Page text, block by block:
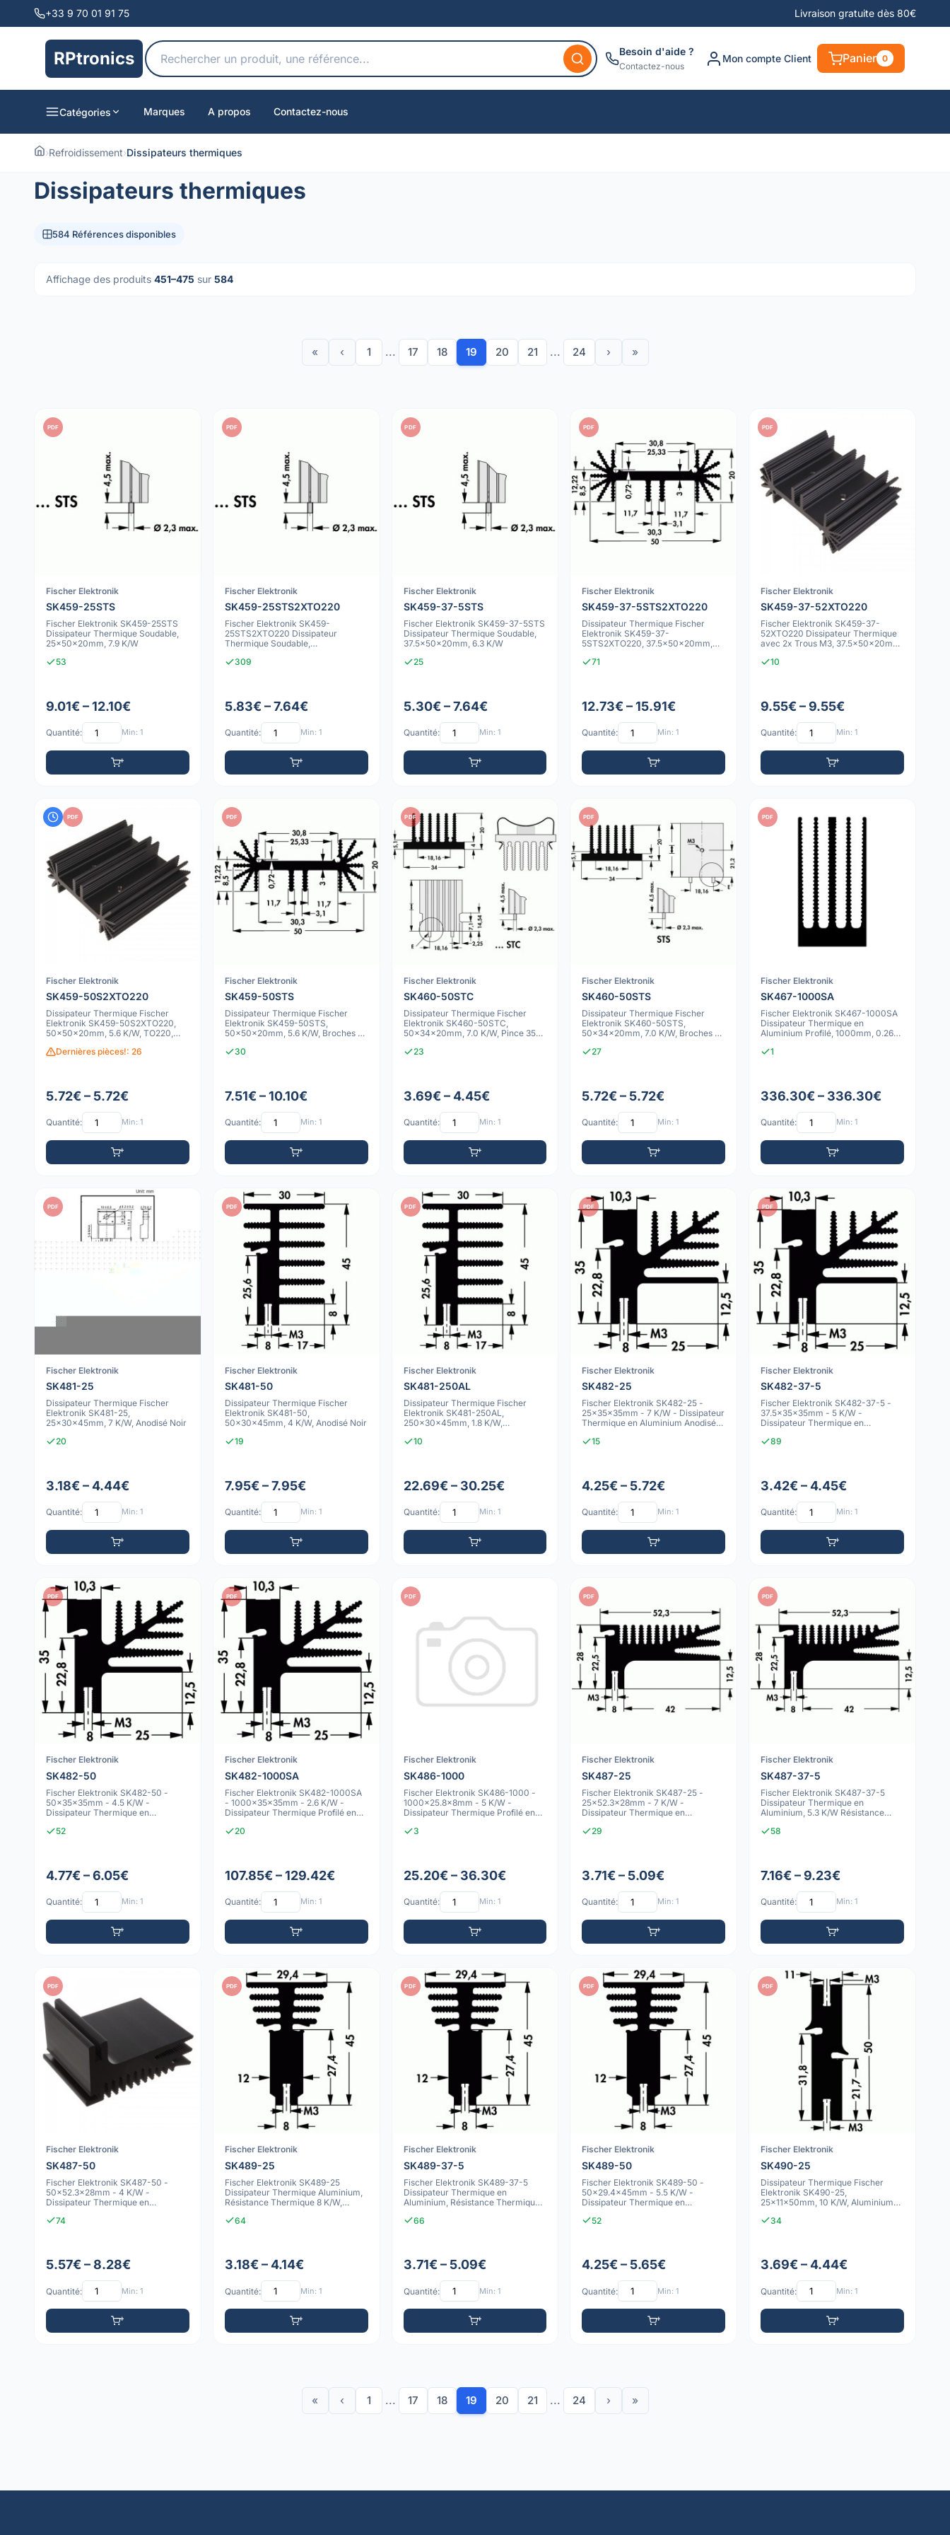
+33 9 70 01 91 75 Livraison gratuite dès 80€
RPtronics Besoin d'aide ?
Contactez-nous
Mon compte Client Panier 0
Catégories Marques A propos Contactez-nous
›Refroidissement›Dissipateurs thermiques
Dissipateurs thermiques
584 Références disponibles
Affichage des produits 451–475 sur 584
« ‹ 1 ... 17 18 19 20 21 ... 24 › »
PDF
Fischer Elektronik
SK459-25STS
Fischer Elektronik SK459-25STS
Dissipateur Thermique Soudable,
25x50x20mm, 7.9 K/W
53
9.01€ – 12.10€
Quantité: Min: 1
PDF
Fischer Elektronik
SK459-25STS2XTO220
Fischer Elektronik SK459-
25STS2XTO220 Dissipateur
Thermique Soudable,
309
5.83€ – 7.64€
Quantité: Min: 1
PDF
Fischer Elektronik
SK459-37-5STS
Fischer Elektronik SK459-37-5STS
Dissipateur Thermique Soudable,
37.5x50x20mm, 6.3 K/W
25
5.30€ – 7.64€
Quantité: Min: 1
PDF
Fischer Elektronik
SK459-37-5STS2XTO220
Dissipateur Thermique Fischer
Elektronik SK459-37-
5STS2XTO220, 37.5x50x20mm,
71
12.73€ – 15.91€
Quantité: Min: 1
PDF
Fischer Elektronik
SK459-37-52XTO220
Fischer Elektronik SK459-37-
52XTO220 Dissipateur Thermique
avec 2x Trous M3, 37.5x50x20mm,
10
9.55€ – 9.55€
Quantité: Min: 1
PDF
Fischer Elektronik
SK459-50S2XTO220
Dissipateur Thermique Fischer
Elektronik SK459-50S2XTO220,
50x50x20mm, 5.6 K/W, TO220,
Dernières pièces!: 26
5.72€ – 5.72€
Quantité: Min: 1
PDF
Fischer Elektronik
SK459-50STS
Dissipateur Thermique Fischer
Elektronik SK459-50STS,
50x50x20mm, 5.6 K/W, Broches à
30
7.51€ – 10.10€
Quantité: Min: 1
PDF
Fischer Elektronik
SK460-50STC
Dissipateur Thermique Fischer
Elektronik SK460-50STC,
50x34x20mm, 7.0 K/W, Pince 35-
23
3.69€ – 4.45€
Quantité: Min: 1
PDF
Fischer Elektronik
SK460-50STS
Dissipateur Thermique Fischer
Elektronik SK460-50STS,
50x34x20mm, 7.0 K/W, Broches à
27
5.72€ – 5.72€
Quantité: Min: 1
PDF
Fischer Elektronik
SK467-1000SA
Fischer Elektronik SK467-1000SA
Dissipateur Thermique en
Aluminium Profilé, 1000mm, 0.26
1
336.30€ – 336.30€
Quantité: Min: 1
PDF
Fischer Elektronik
SK481-25
Dissipateur Thermique Fischer
Elektronik SK481-25,
25x30x45mm, 7 K/W, Anodisé Noir
20
3.18€ – 4.44€
Quantité: Min: 1
PDF
Fischer Elektronik
SK481-50
Dissipateur Thermique Fischer
Elektronik SK481-50,
50x30x45mm, 4 K/W, Anodisé Noir
19
7.95€ – 7.95€
Quantité: Min: 1
PDF
Fischer Elektronik
SK481-250AL
Dissipateur Thermique Fischer
Elektronik SK481-250AL,
250x30x45mm, 1.8 K/W,
10
22.69€ – 30.25€
Quantité: Min: 1
PDF
Fischer Elektronik
SK482-25
Fischer Elektronik SK482-25 -
25x35x35mm - 7 K/W - Dissipateur
Thermique en Aluminium Anodisé
15
4.25€ – 5.72€
Quantité: Min: 1
PDF
Fischer Elektronik
SK482-37-5
Fischer Elektronik SK482-37-5 -
37.5x35x35mm - 5 K/W -
Dissipateur Thermique en
89
3.42€ – 4.45€
Quantité: Min: 1
PDF
Fischer Elektronik
SK482-50
Fischer Elektronik SK482-50 -
50x35x35mm - 4.5 K/W -
Dissipateur Thermique en
52
4.77€ – 6.05€
Quantité: Min: 1
PDF
Fischer Elektronik
SK482-1000SA
Fischer Elektronik SK482-1000SA
- 1000x35x35mm - 2.6 K/W -
Dissipateur Thermique Profilé en
20
107.85€ – 129.42€
Quantité: Min: 1
PDF
Fischer Elektronik
SK486-1000
Fischer Elektronik SK486-1000 -
1000x25.8x8mm - 5 K/W -
Dissipateur Thermique Profilé en
3
25.20€ – 36.30€
Quantité: Min: 1
PDF
Fischer Elektronik
SK487-25
Fischer Elektronik SK487-25 -
25x52.3x28mm - 7 K/W -
Dissipateur Thermique en
29
3.71€ – 5.09€
Quantité: Min: 1
PDF
Fischer Elektronik
SK487-37-5
Fischer Elektronik SK487-37-5
Dissipateur Thermique en
Aluminium, 5.3 K/W Résistance
58
7.16€ – 9.23€
Quantité: Min: 1
PDF
Fischer Elektronik
SK487-50
Fischer Elektronik SK487-50 -
50x52.3x28mm - 4 K/W -
Dissipateur Thermique en
74
5.57€ – 8.28€
Quantité: Min: 1
PDF
Fischer Elektronik
SK489-25
Fischer Elektronik SK489-25
Dissipateur Thermique Aluminium,
Résistance Thermique 8 K/W,
64
3.18€ – 4.14€
Quantité: Min: 1
PDF
Fischer Elektronik
SK489-37-5
Fischer Elektronik SK489-37-5
Dissipateur Thermique en
Aluminium, Résistance Thermique
66
3.71€ – 5.09€
Quantité: Min: 1
PDF
Fischer Elektronik
SK489-50
Fischer Elektronik SK489-50 -
50x29.4x45mm - 5.5 K/W -
Dissipateur Thermique en
52
4.25€ – 5.65€
Quantité: Min: 1
PDF
Fischer Elektronik
SK490-25
Dissipateur Thermique Fischer
Elektronik SK490-25,
25x11x50mm, 10 K/W, Aluminium
34
3.69€ – 4.44€
Quantité: Min: 1
« ‹ 1 ... 17 18 19 20 21 ... 24 › »